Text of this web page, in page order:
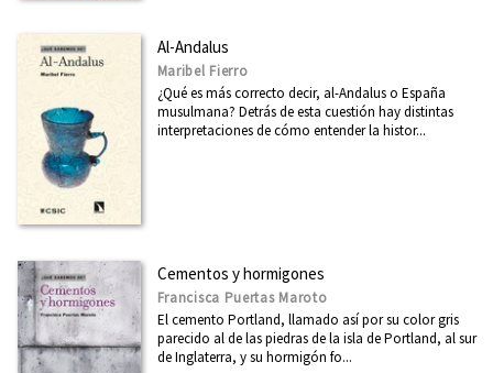
Al-Andalus
Maribel Fierro
¿Qué es más correcto decir, al-Andalus o España
musulmana? Detrás de esta cuestión hay distintas
interpretaciones de cómo entender la histor...
Cementos y hormigones
Francisca Puertas Maroto
El cemento Portland, llamado así por su color gris
parecido al de las piedras de la isla de Portland, al sur
de Inglaterra, y su hormigón fo...